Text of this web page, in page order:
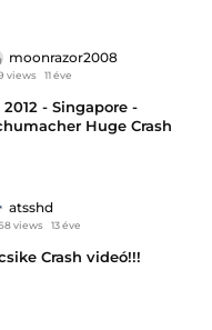
moonrazor2008
views 11 éve
2012 - Singapore -
Huge Crash
atsshd
views 13 éve
Crash videó!!!